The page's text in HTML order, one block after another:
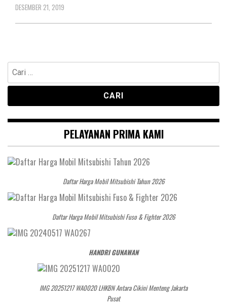
DESEMBER 21, 2019
Cari
untuk:
PELAYANAN PRIMA KAMI
Daftar Harga Mobil Mitsubishi Tahun 2026
Daftar Harga Mobil Mitsubishi Fuso & Fighter 2026
HANDRI GUNAWAN
IMG 20251217 WA0020 LHKBN Antara Cikini Menteng Jakarta
Pusat